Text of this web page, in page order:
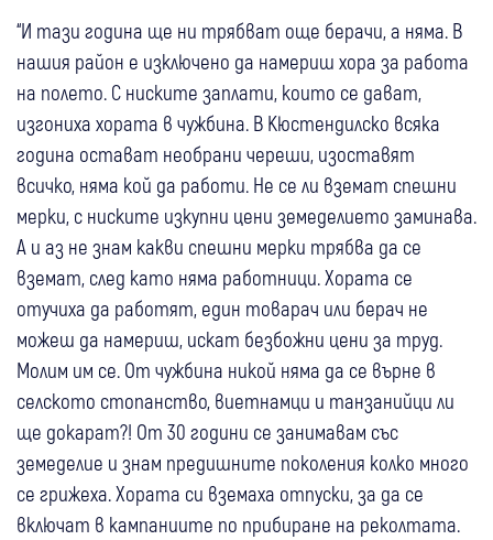
“И тази година ще ни трябват още берачи, а няма. В
нашия район е изключено да намериш хора за работа
на полето. С ниските заплати, които се дават,
изгониха хората в чужбина. В Кюстендилско всяка
година остават необрани череши, изоставят
всичко, няма кой да работи. Не се ли вземат спешни
мерки, с ниските изкупни цени земеделието заминава.
А и аз не знам какви спешни мерки трябва да се
вземат, след като няма работници. Хората се
отучиха да работят, един товарач или берач не
можеш да намериш, искат безбожни цени за труд.
Молим им се. От чужбина никой няма да се върне в
селското стопанство, виетнамци и танзанийци ли
ще докарат?! От 30 години се занимавам със
земеделие и знам предишните поколения колко много
се грижеха. Хората си вземаха отпуски, за да се
включат в кампаниите по прибиране на реколтата.